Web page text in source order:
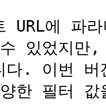
URL에 파
있었지만
다. 이번
한 필터